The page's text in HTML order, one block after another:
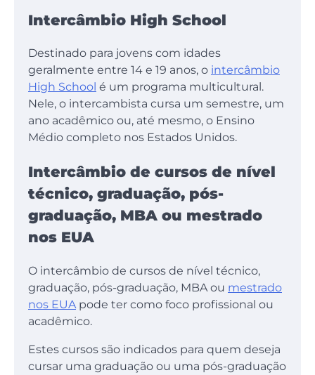
Intercâmbio High School
Destinado para jovens com idades
geralmente entre 14 e 19 anos, o intercâmbio
High School é um programa multicultural.
Nele, o intercambista cursa um semestre, um
ano acadêmico ou, até mesmo, o Ensino
Médio completo nos Estados Unidos.
Intercâmbio de cursos de nível
técnico, graduação, pós-
graduação, MBA ou mestrado
nos EUA
O intercâmbio de cursos de nível técnico,
graduação, pós-graduação, MBA ou mestrado
nos EUApode ter como foco profissional ou
acadêmico.
Estes cursos são indicados para quem deseja
cursar uma graduação ou uma pós-graduação